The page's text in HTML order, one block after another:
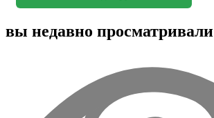
вы недавно просматривали